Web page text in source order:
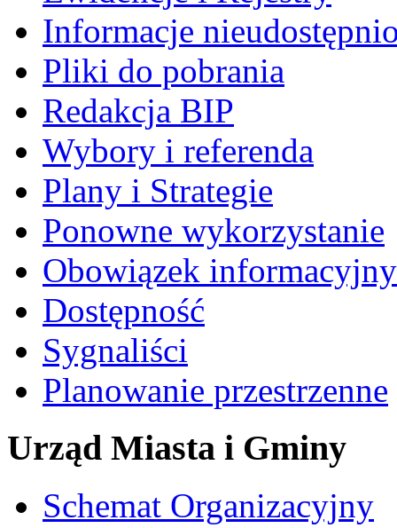
Informacje
Pliki do pobrania
Redakcja BIP
Wybory i referenda
Plany i Strategie
Ponowne wykorzystanie
Obowiązek informacyjny
Dostępność
Sygnaliści
Planowanie przestrzenne
Urząd Miasta i Gminy
Schemat Organizacyjny